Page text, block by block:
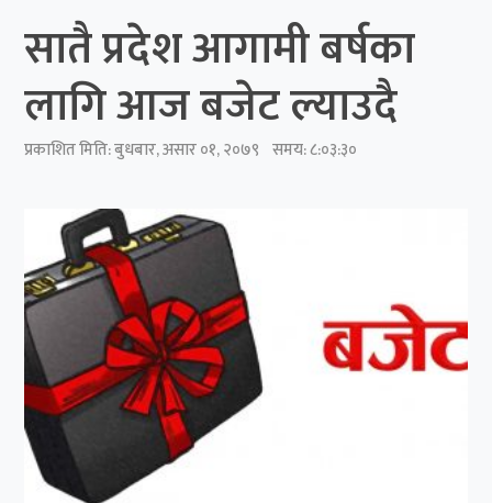
सातै प्रदेश आगामी बर्षका
लागि आज बजेट ल्याउदै
प्रकाशित मिति:बुधबार, असार ०१, २०७९ समय: ८:०३:३०